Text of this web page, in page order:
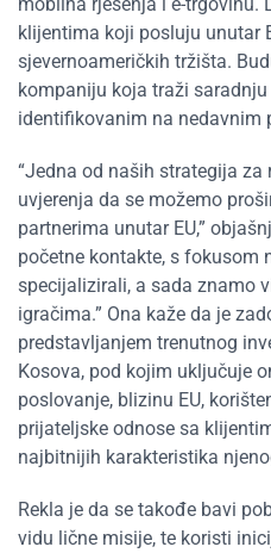
klijentima koji posluju unutar
sjevernoameričkih tržišta.
kompaniju koja traži
identifikovanim na nedavnim
“Jedna od naših strategija za
uvjerenja da se možemo
partnerima unutar EU,”
početne kontakte, s fokusom
specijalizirali, a sada znamo
igračima.” Ona kaže da je
predstavljanjem trenutnog
Kosova, pod kojim uključuje
poslovanje, blizinu EU,
prijateljske odnose sa
najbitnijih karakteristika
Rekla je da se takođe bavi
vidu lične misije, te koristi